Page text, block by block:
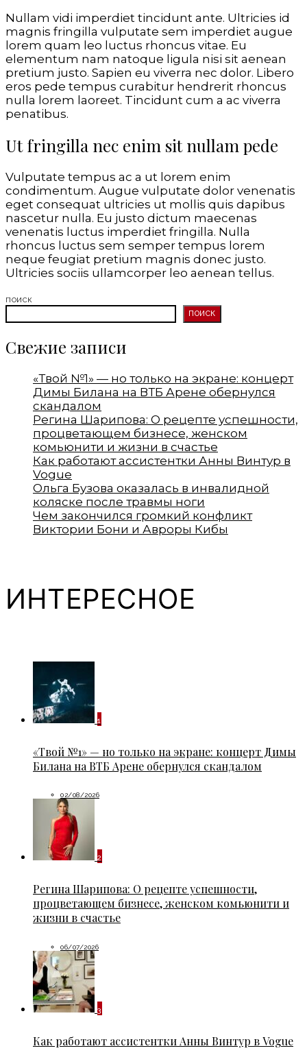
Nullam vidi imperdiet tincidunt ante. Ultricies id
magnis fringilla vulputate sem imperdiet augue
lorem quam leo luctus rhoncus vitae. Eu
elementum nam natoque ligula nisi sit aenean
pretium justo. Sapien eu viverra nec dolor. Libero
eros pede tempus curabitur hendrerit rhoncus
nulla lorem laoreet. Tincidunt cum a ac viverra
penatibus.
Ut fringilla nec enim sit nullam pede
Vulputate tempus ac a ut lorem enim
condimentum. Augue vulputate dolor venenatis
eget consequat ultricies ut mollis quis dapibus
nascetur nulla. Eu justo dictum maecenas
venenatis luctus imperdiet fringilla. Nulla
rhoncus luctus sem semper tempus lorem
neque feugiat pretium magnis donec justo.
Ultricies sociis ullamcorper leo aenean tellus.
ПОИСК
ПОИСК
Свежие записи
«Твой №1» — но только на экране: концерт
Димы Билана на ВТБ Арене обернулся
скандалом
Регина Шарипова: О рецепте успешности,
процветающем бизнесе, женском
комьюнити и жизни в счастье
Как работают ассистентки Анны Винтур в
Vogue
Ольга Бузова оказалась в инвалидной
коляске после травмы ноги
Чем закончился громкий конфликт
Виктории Бони и Авроры Кибы
ИНТЕРЕСНОЕ
1
«Твой №1» — но только на экране: концерт Димы
Билана на ВТБ Арене обернулся скандалом
02/08/2026
2
Регина Шарипова: О рецепте успешности,
процветающем бизнесе, женском комьюнити и
жизни в счастье
06/07/2026
3
Как работают ассистентки Анны Винтур в Vogue